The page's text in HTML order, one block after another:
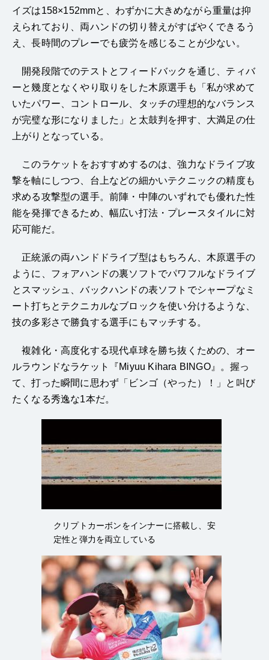
イズは158×152mmと、わずかに大きめながら重量は抑
えられており、両ハンドの切り替えがすばやくできるう
え、長時間のプレーでも疲労を感じることが少ない。
開発段階でのテストとフィードバックを通じ、ティバ
ーと幾度となくやり取りをした木原選手も「私が求めて
いたパワー、コントロール、タッチの理想的なバランス
が完璧な形になりました」と太鼓判を押す、大満足の仕
上がりとなっている。
このラケットをおすすめするのは、強力なドライブ攻
撃を軸にしつつ、台上などの細かいテクニックの精度も
求める攻撃型の選手。前陣・中陣のいずれでも優れた性
能を発揮できるため、幅広い打法・プレースタイルに対
応可能だ。
正統派の両ハンドドライブ型はもちろん、木原選手の
ように、フォアハンドの裏ソフトでパワフルなドライブ
とスマッシュ、バックハンドの表ソフトでシャープなミ
ート打ちとテクニカルなブロックを使い分けるような、
技の多彩さで勝負する選手にもマッチする。
複雑化・高度化する現代卓球を勝ち抜くための、オー
ルラウンドなラケット『Miyuu Kihara BINGO』。握っ
て、打った瞬間に思わず「ビンゴ（やった）！」と叫び
たくなる秀逸な1本だ。
クリプトカーボンをインナーに搭載し、安
定性と弾力を両立している